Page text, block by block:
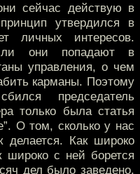
сейчас действую в
утвердился в
личных интересов.
они попадают в
управления, о чем
карманы. Поэтому
председатель
только была статья
О том, сколько у нас
делается. Как широко
широко с ней борется
дел было заведено.